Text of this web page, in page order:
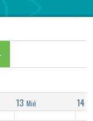
13 Mié 14